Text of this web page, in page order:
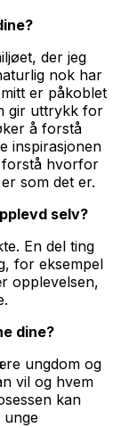
der jeg
nok har
er påkoblet
gir uttrykk for
å forstå
inspirasjonen
forstå hvorfor
som det er.
selv?
En del ting
for eksempel
opplevelsen,
dine?
ungdom og
vil og hvem
kan
unge